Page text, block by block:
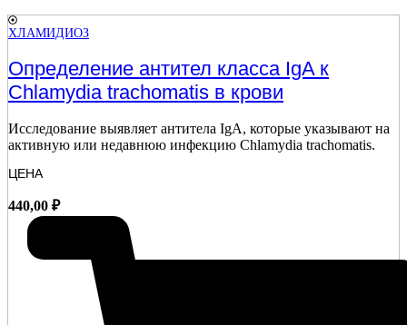
ХЛАМИДИОЗ
Определение антител класса IgA к
Chlamydia trachomatis в крови
Исследование выявляет антитела IgA, которые указывают на
активную или недавнюю инфекцию Chlamydia trachomatis.
ЦЕНА
440,00 ₽